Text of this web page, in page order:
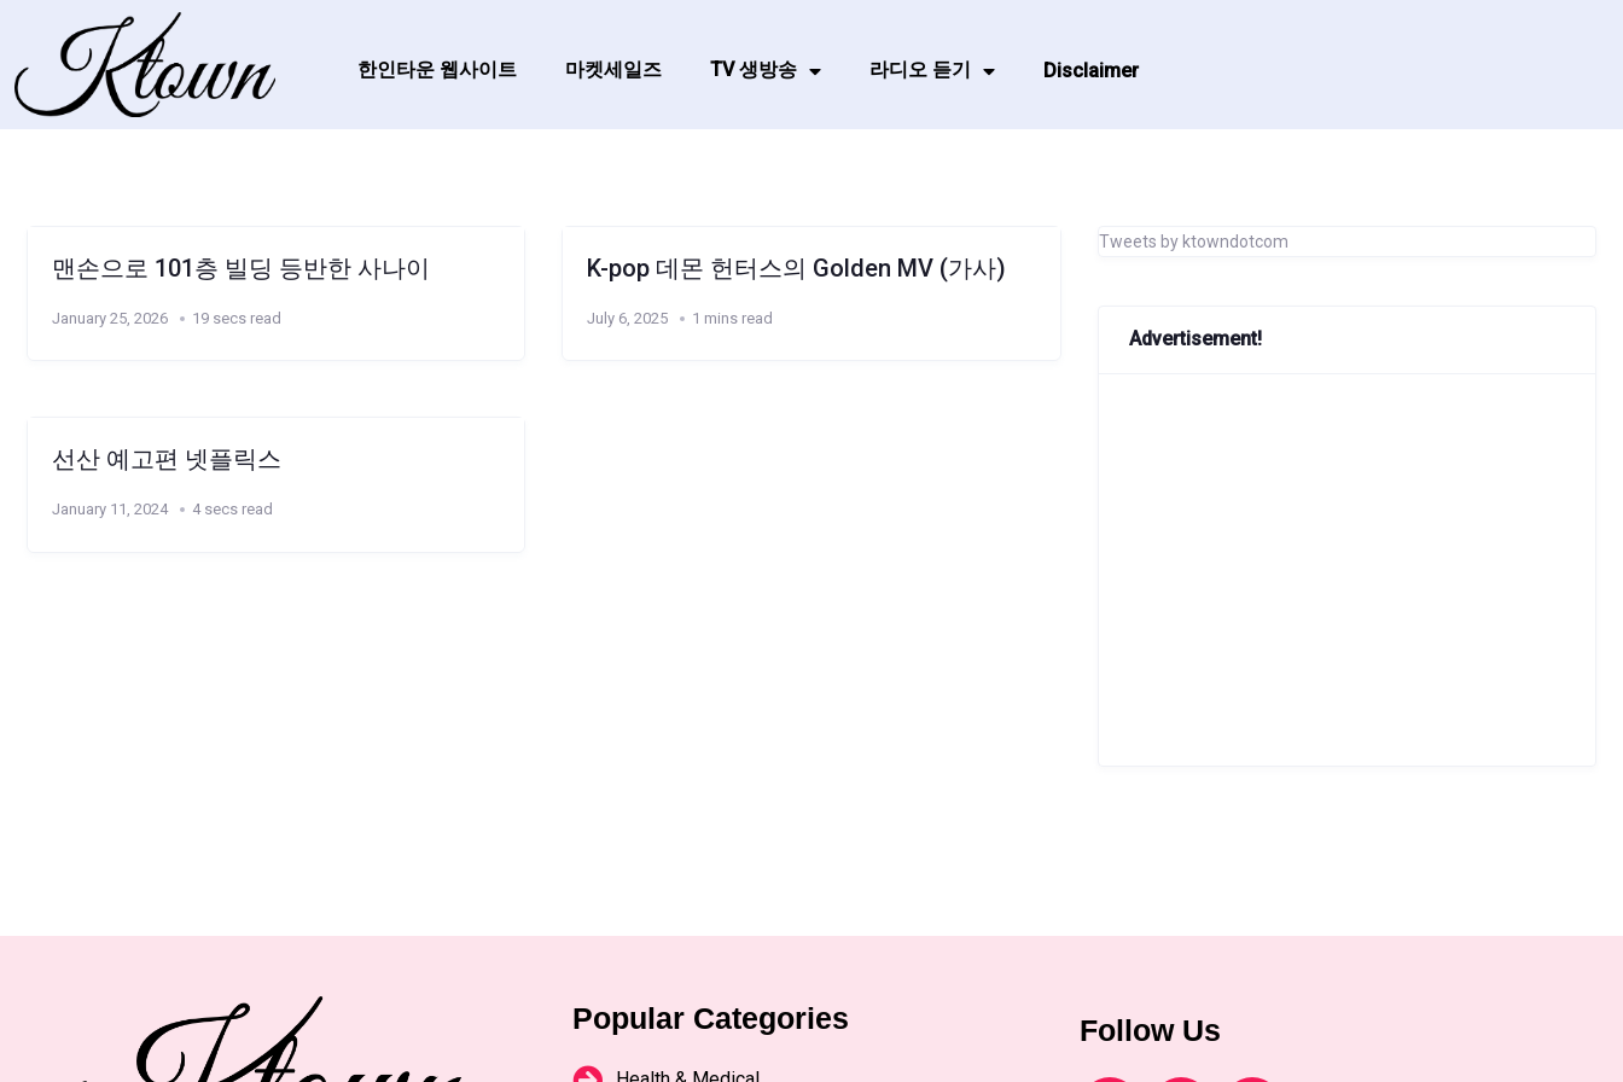
한인타운 웹사이트 마켓세일즈 TV 생방송 라디오 듣기 Disclaimer
맨손으로 101층 빌딩 등반한 사나이
January 25, 2026 19 secs read
K-pop 데몬 헌터스의 Golden MV (가사)
July 6, 2025 1 mins read
선산 예고편 넷플릭스
January 11, 2024 4 secs read
Tweets by ktowndotcom
Advertisement!
Popular Categories Follow Us